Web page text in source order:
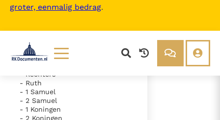
groter, eenmalig bedrag.
Lezen
Documenten
Bijbel
Thema’s
Over ons
- Oude Testament
- Exodus
- Numeri
- Deuteronomium
- Rechters
- Ruth
- 1 Samuel
- 2 Samuel
- 1 Koningen
- 2 Koningen
- Hoofdstuk 1
Adam, Set, Enos,